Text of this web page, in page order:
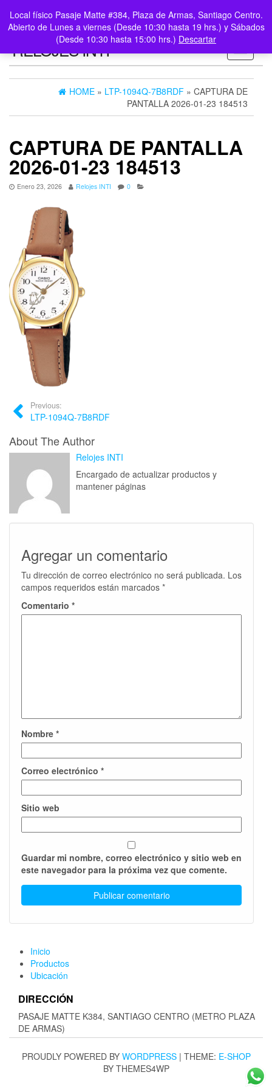
Local físico Pasaje Matte #384, Plaza de Armas, Santiago Centro.
Abierto de Lunes a viernes (Desde 10:30 hasta 19 hrs.) y Sábados
(Desde 10:30 hasta 15:00 hrs.) Descartar
LOGIN /
REGISTER
0
$0
Toggle
RELOJES INTI
HOME » LTP-1094Q-7B8RDF » CAPTURA DE
PANTALLA 2026-01-23 184513
CAPTURA DE PANTALLA
2026-01-23 184513
Enero 23, 2026 Relojes INTI 0
Previous:
LTP-1094Q-7B8RDF
About The Author
Relojes INTI
Encargado de actualizar productos y
mantener páginas
Agregar un comentario
Tu dirección de correo electrónico no será publicada. Los
campos requeridos están marcados *
Comentario *
Nombre *
Correo electrónico *
Sitio web
Guardar mi nombre, correo electrónico y sitio web en
este navegador para la próxima vez que comente.
Inicio
Productos
Ubicación
DIRECCIÓN
PASAJE MATTE K384, SANTIAGO CENTRO (METRO PLAZA
DE ARMAS)
PROUDLY POWERED BY WORDPRESS | THEME: E-SHOP
BY THEMES4WP